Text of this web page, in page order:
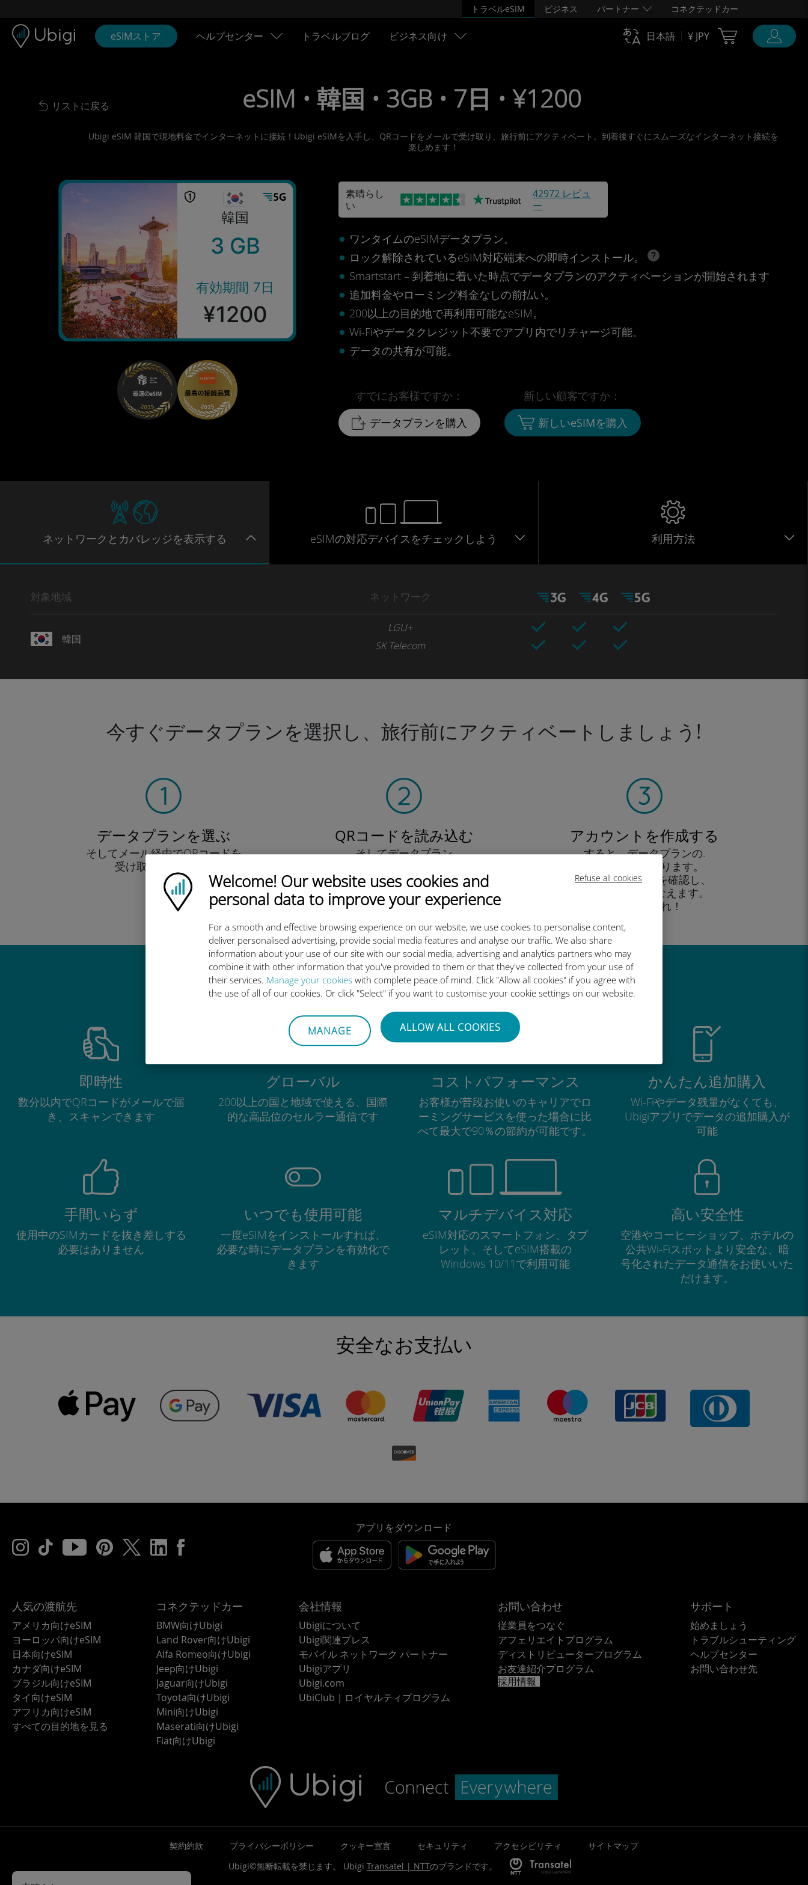
Refuse all cookies
Ubigi logo
Welcome! Our website uses cookies and
personal data to improve your experience
For a smooth and effective browsing experience on our website, we use cookies to personalise content,
deliver personalised advertising, provide social media features and analyse our traffic. We also share
information about your use of our site with our social media, advertising and analytics partners who may
combine it with other information that you've provided to them or that they've collected from your use of
their services. Manage your cookies with complete peace of mind. Click "Allow all cookies" if you agree with
the use of all of our cookies. Or click "Select" if you want to customise your cookie settings on our website.
MANAGE ALLOW ALL COOKIES
トラベルeSIM ビジネス パートナー コネクテッドカー
eSIMストア ヘルプセンター トラベルブログ ビジネス向け 日本語 ¥ JPY Cart Ubigi
Back to list
リストに戻る eSIM • 韓国 • 3GB • 7日 • ¥1200
Ubigi eSIM 韓国で現地料金でインターネットに接続！Ubigi eSIMを入手し、QRコードをメールで受け取り、旅行前にアクティベート。到着後すぐにスムーズなインターネット接続を
楽しめます！
韓国
3 GB
有効期間 7日
¥1200
素晴らし
い
42972 レビュ
ー
ワンタイムのeSIMデータプラン。
ロック解除されているeSIM対応端末への即時インストール。
Smartstart – 到着地に着いた時点でデータプランのアクティベーションが開始されます
追加料金やローミング料金なしの前払い。
200以上の目的地で再利用可能なeSIM。
Wi-Fiやデータクレジット不要でアプリ内でリチャージ可能。
データの共有が可能。
すでにお客様ですか：
データプランを購入
新しい顧客ですか：
新しいeSIMを購入
ネットワークとカバレッジを表示する eSIMの対応デバイスをチェックしよう 利用方法
対象地域 ネットワーク
韓国
LGU+
SK Telecom
今すぐデータプランを選択し、旅行前にアクティベートしましょう!
データプランを選ぶ
そしてメール経由でQRコードを
受け取りましょう！
早い！
QRコードを読み込む
そしてデータプラン
Ubigi eSIMをインストールしま
しょう シンプル！
アカウントを作成する
すると、データプランの.
使用が可能となります。
外出先 から残高を確認し、
追加購入がおこなえます。
お楽しみあれ！
Ubigi International eSIMがすごい理由
即時性
数分以内でQRコードがメールで届
き、スキャンできます
グローバル
200以上の国と地域で使える、国際
的な高品位のセルラー通信です
コストパフォーマンス
お客様が普段お使いのキャリアでロ
ーミングサービスを使った場合に比
べて最大で90％の節約が可能です。
かんたん追加購入
Wi-Fiやデータ残量がなくても、
Ubigiアプリでデータの追加購入が
可能
手間いらず
使用中のSIMカードを抜き差しする
必要はありません
いつでも使用可能
一度eSIMをインストールすれば、
必要な時にデータプランを有効化で
きます
マルチデバイス対応
eSIM対応のスマートフォン、タブ
レット、そしてeSIM搭載の
Windows 10/11で利用可能
高い安全性
空港やコーヒーショップ、ホテルの
公共Wi-Fiスポットより安全な、暗
号化されたデータ通信をお使いいた
だけます。
安全なお支払い
アプリをダウンロード
人気の渡航先
アメリカ向けeSIM
ヨーロッパ向けeSIM
日本向けeSIM
カナダ向けeSIM
ブラジル向けeSIM
タイ向けeSIM
アフリカ向けeSIM
すべての目的地を見る
コネクテッドカー
BMW向けUbigi
Land Rover向けUbigi
Alfa Romeo向けUbigi
Jeep向けUbigi
Jaguar向けUbigi
Toyota向けUbigi
Mini向けUbigi
Maserati向けUbigi
Fiat向けUbigi
会社情報
Ubigiについて
Ubigi関連プレス
モバイル ネットワーク パートナー
Ubigiアプリ
Ubigi.com
UbiClub｜ロイヤルティプログラム
お問い合わせ
従業員をつなぐ
アフェリエイトプログラム
ディストリビュータープログラム
お友達紹介プログラム
採用情報
サポート
始めましょう
トラブルシューティング
ヘルプセンター
お問い合わせ先
契約約款 プライバシーポリシー クッキー宣言 セキュリティ アクセシビリティ
サイトマップ
Ubigi©無断転載を禁じます。 UbigiTransatel | NTTのブランドです。